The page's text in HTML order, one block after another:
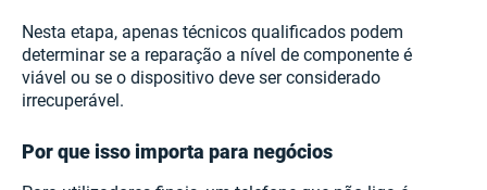
Nesta etapa, apenas técnicos qualificados podem
determinar se a reparação a nível de componente é
viável ou se o dispositivo deve ser considerado
irrecuperável.
Por que isso importa para negócios